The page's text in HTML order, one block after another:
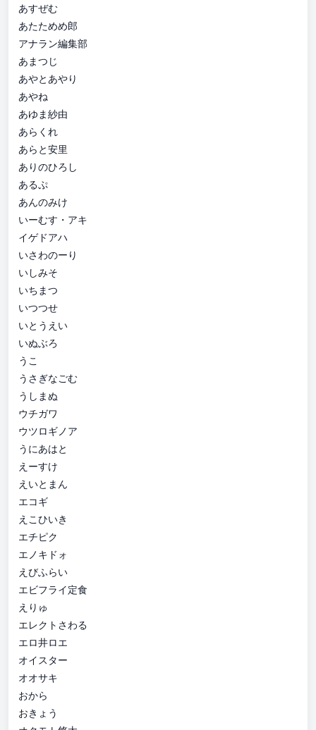
あすぜむ
あたためめ郎
アナラン編集部
あまつじ
あやとあやり
あやね
あゆま紗由
あらくれ
あらと安里
ありのひろし
あるぷ
あんのみけ
いーむす・アキ
イゲドアハ
いさわのーり
いしみそ
いちまつ
いつつせ
いとうえい
いぬぶろ
うこ
うさぎなごむ
うしまぬ
ウチガワ
ウツロギノア
うにあはと
えーすけ
えいとまん
エコギ
えこひいき
エチピク
エノキドォ
えびふらい
エビフライ定食
えりゅ
エレクトさわる
エロ井ロエ
オイスター
オオサキ
おから
おきょう